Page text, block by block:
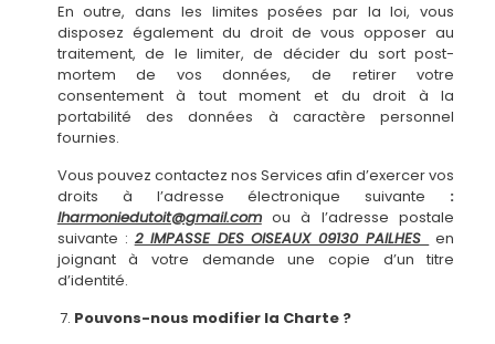
En outre, dans les limites posées par la loi, vous
disposez également du droit de vous opposer au
traitement, de le limiter, de décider du sort post-
mortem de vos données, de retirer votre
consentement à tout moment et du droit à la
portabilité des données à caractère personnel
fournies.
Vous pouvez contactez nos Services afin d’exercer vos
droits à l’adresse électronique suivante :
lharmoniedutoit@gmail.comou à l’adresse postale
suivante : 2 IMPASSE DES OISEAUX 09130 PAILHES
en
joignant à votre demande une copie d’un titre
d’identité.
Pouvons-nous modifier la Charte ?